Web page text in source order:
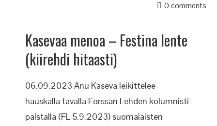
0 comments
Kasevaa menoa – Festina lente
(kiirehdi hitaasti)
06.09.2023 Anu Kaseva leikittelee
hauskalla tavalla Forssan Lehden kolumnisti
palstalla (FL 5.9.2023) suomalaisten